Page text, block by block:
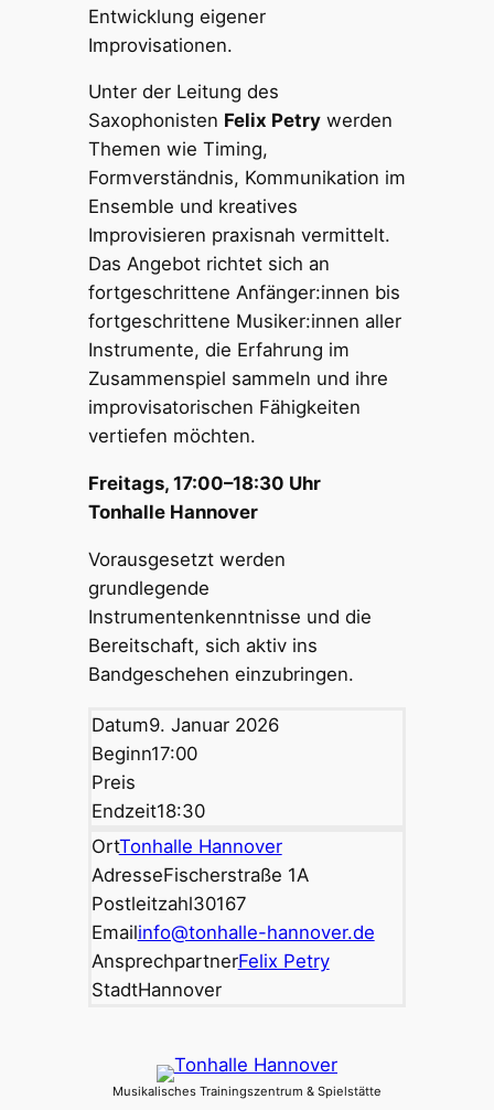
Entwicklung eigener
Improvisationen.
Unter der Leitung des
Saxophonisten Felix Petrywerden
Themen wie Timing,
Formverständnis, Kommunikation im
Ensemble und kreatives
Improvisieren praxisnah vermittelt.
Das Angebot richtet sich an
fortgeschrittene Anfänger:innen bis
fortgeschrittene Musiker:innen aller
Instrumente, die Erfahrung im
Zusammenspiel sammeln und ihre
improvisatorischen Fähigkeiten
vertiefen möchten.
Freitags, 17:00–18:30 Uhr
Tonhalle Hannover
Vorausgesetzt werden
grundlegende
Instrumentenkenntnisse und die
Bereitschaft, sich aktiv ins
Bandgeschehen einzubringen.
Datum9. Januar 2026
Beginn17:00
Preis
Endzeit18:30
OrtTonhalle Hannover
AdresseFischerstraße 1A
Postleitzahl30167
Emailinfo@tonhalle-hannover.de
AnsprechpartnerFelix Petry
StadtHannover
Musikalisches Trainingszentrum & Spielstätte